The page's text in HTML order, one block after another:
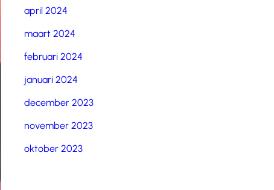
april 2024
maart 2024
februari 2024
januari 2024
december 2023
november 2023
oktober 2023